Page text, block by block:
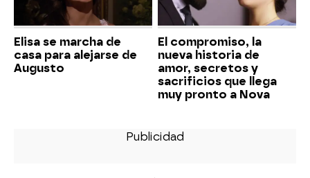
Elisa se marcha de
casa para alejarse de
Augusto
El compromiso, la
nueva historia de
amor, secretos y
sacrificios que llega
muy pronto a Nova